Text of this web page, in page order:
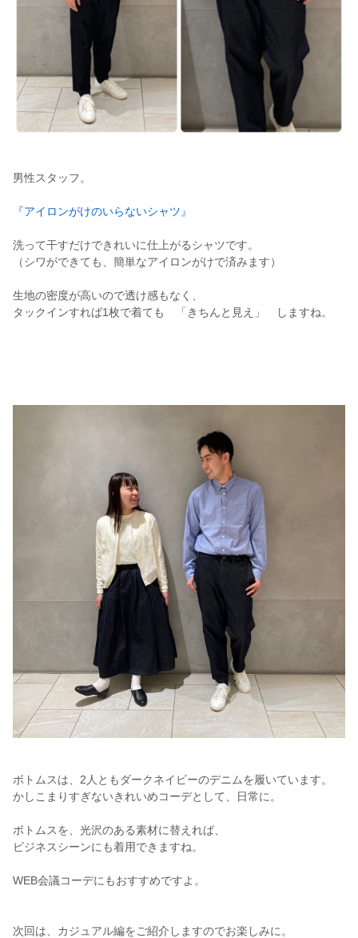
男性スタッフ。
『アイロンがけのいらないシャツ』
洗って干すだけできれいに仕上がるシャツです。
（シワができても、簡単なアイロンがけで済みます）
生地の密度が高いので透け感もなく、
タックインすれば1枚で着ても 「きちんと見え」 しますね。
ボトムスは、2人ともダークネイビーのデニムを履いています。
かしこまりすぎないきれいめコーデとして、日常に。
ボトムスを、光沢のある素材に替えれば、
ビジネスシーンにも着用できますね。
WEB会議コーデにもおすすめですよ。
次回は、カジュアル編をご紹介しますのでお楽しみに。